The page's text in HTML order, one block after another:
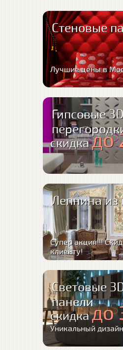
Стеновые
Лучшие цены в
Гипсовые
скидкадо
Лепнина из
Супер акция!!!
клиенту!
Световые
панели
скидкадо
Уникальный